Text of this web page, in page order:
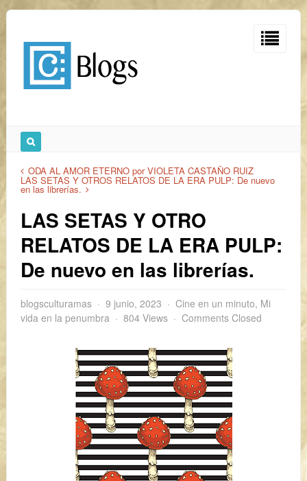
ODA AL AMOR ETERNO por VIOLETA CASTAÑO RUIZ
LAS SETAS Y OTROS RELATOS DE LA ERA PULP: De nuevo
en las librerías.
LAS SETAS Y OTRO
RELATOS DE LA ERA PULP:
De nuevo en las librerías.
blogsculturamas 9 junio, 2023 Cine en un minuto, Mi
vida en la penumbra
804 Views Comments Closed